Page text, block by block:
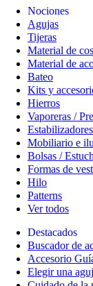
Nociones
Agujas
Tijeras
Material de
Material de
Bateo
Kits y
Hierros
Vaporeras /
Estabilizadores
Mobiliario e
Bolsas /
Formas de
Hilo
Patterns
Ver todos
Destacados
Buscador de
Accesorio
Elegir una